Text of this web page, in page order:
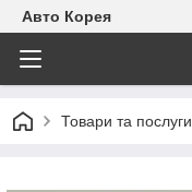
Авто Корея
Товари та послуги